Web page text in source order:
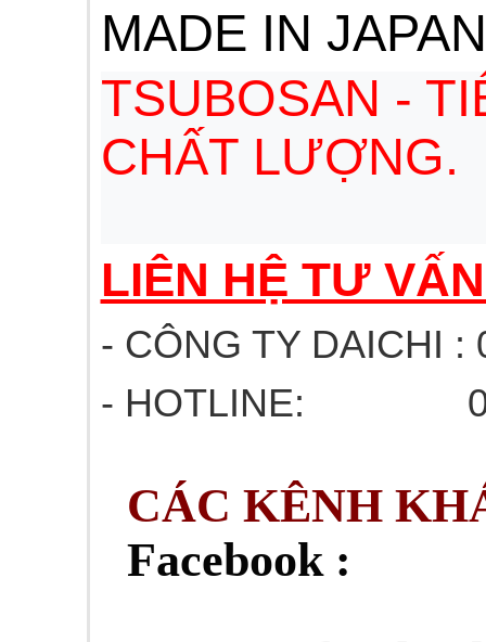
MADE IN JAPAN
TSUBOSAN -
CHẤT LƯỢNG.
LIÊN HỆ TƯ
- CÔNG TY DAICHI
- HOTLINE:
CÁC KÊNH
Facebook :